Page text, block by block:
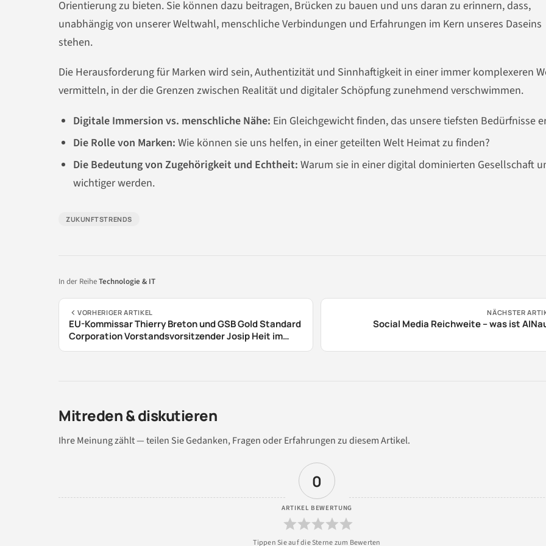
Orientierung zu bieten. Sie können dazu beitragen, Brücken zu bauen und uns daran zu erinnern, dass,
unabhängig von unserer Weltwahl, menschliche Verbindungen und Erfahrungen im Kern unseres Daseins
stehen.
Die Herausforderung für Marken wird sein, Authentizität und Sinnhaftigkeit in einer immer komplexeren
vermitteln, in der die Grenzen zwischen Realität und digitaler Schöpfung zunehmend verschwimmen.
Digitale Immersion vs. menschliche Nähe: Ein Gleichgewicht finden, das unsere tiefsten Bedürfnisse
Die Rolle von Marken: Wie können sie uns helfen, in einer geteilten Welt Heimat zu finden?
Die Bedeutung von Zugehörigkeit und Echtheit: Warum sie in einer digital dominierten Gesellschaft
wichtiger werden.
ZUKUNFTSTRENDS
In der ReiheTechnologie & IT
VORHERIGER ARTIKEL
EU-Kommissar Thierry Breton und GSB Gold Standard
Corporation Vorstandsvorsitzender Josip Heit im
Kampf gegen Online-Diffamierung
NÄCHSTER
Social Media Reichweite – was ist
Mitreden & diskutieren
Ihre Meinung zählt — teilen Sie Gedanken, Fragen oder Erfahrungen zu diesem Artikel.
0
ARTIKEL BEWERTUNG